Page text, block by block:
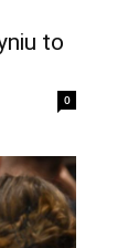
to
0